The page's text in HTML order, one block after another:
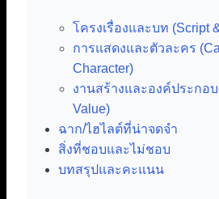
โครงเรื่องและบท (Script
การแสดงและตัวละคร
Character)
งานสร้างและองค์ประกอ
Value)
ฉาก/ไฮไลต์ที่น่าจดจำ
สิ่งที่ชอบและไม่ชอบ
บทสรุปและคะแนน